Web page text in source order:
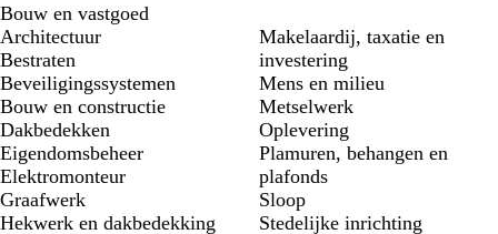
Bouw en vastgoed
Architectuur
Bestraten
Beveiligingssystemen
Bouw en constructie
Dakbedekken
Eigendomsbeheer
Elektromonteur
Graafwerk
Hekwerk en dakbedekking
Makelaardij, taxatie en
investering
Mens en milieu
Metselwerk
Oplevering
Plamuren, behangen en
plafonds
Sloop
Stedelijke inrichting